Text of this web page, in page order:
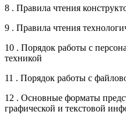
8 . Правила чтения
9 . Правила чтения
10 . Порядок работы с
техникой
11 . Порядок работы с
12 . Основные форматы
графической и текстовой